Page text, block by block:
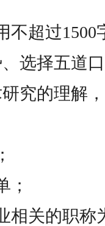
不超过
选择五道
究的理解
；
相关的职